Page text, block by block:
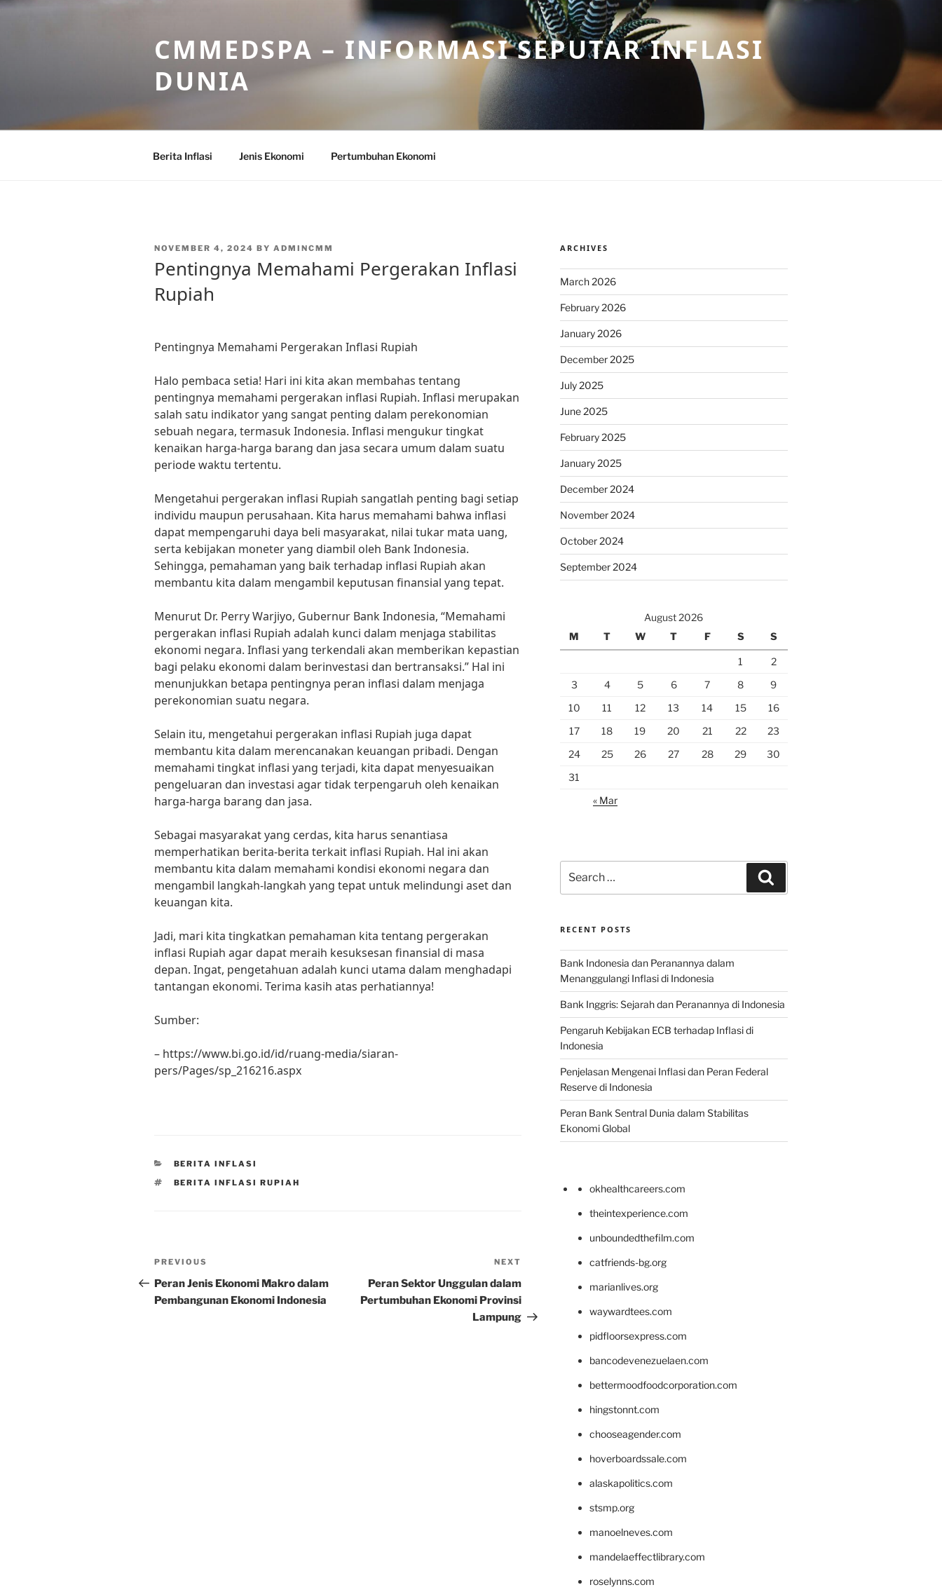
Skip
CMMEDSPA – INFORMASI SEPUTAR INFLASI
DUNIA
Berita Inflasi Jenis Ekonomi Pertumbuhan Ekonomi
POSTED
NOVEMBER 4, 2024 BY ADMINCMM
Pentingnya Memahami Pergerakan Inflasi
Rupiah
Pentingnya Memahami Pergerakan Inflasi Rupiah
Halo pembaca setia! Hari ini kita akan membahas tentang
pentingnya memahami pergerakan inflasi Rupiah. Inflasi merupakan
salah satu indikator yang sangat penting dalam perekonomian
sebuah negara, termasuk Indonesia. Inflasi mengukur tingkat
kenaikan harga-harga barang dan jasa secara umum dalam suatu
periode waktu tertentu.
Mengetahui pergerakan inflasi Rupiah sangatlah penting bagi setiap
individu maupun perusahaan. Kita harus memahami bahwa inflasi
dapat mempengaruhi daya beli masyarakat, nilai tukar mata uang,
serta kebijakan moneter yang diambil oleh Bank Indonesia.
Sehingga, pemahaman yang baik terhadap inflasi Rupiah akan
membantu kita dalam mengambil keputusan finansial yang tepat.
Menurut Dr. Perry Warjiyo, Gubernur Bank Indonesia, “Memahami
pergerakan inflasi Rupiah adalah kunci dalam menjaga stabilitas
ekonomi negara. Inflasi yang terkendali akan memberikan kepastian
bagi pelaku ekonomi dalam berinvestasi dan bertransaksi.” Hal ini
menunjukkan betapa pentingnya peran inflasi dalam menjaga
perekonomian suatu negara.
Selain itu, mengetahui pergerakan inflasi Rupiah juga dapat
membantu kita dalam merencanakan keuangan pribadi. Dengan
memahami tingkat inflasi yang terjadi, kita dapat menyesuaikan
pengeluaran dan investasi agar tidak terpengaruh oleh kenaikan
harga-harga barang dan jasa.
Sebagai masyarakat yang cerdas, kita harus senantiasa
memperhatikan berita-berita terkait inflasi Rupiah. Hal ini akan
membantu kita dalam memahami kondisi ekonomi negara dan
mengambil langkah-langkah yang tepat untuk melindungi aset dan
keuangan kita.
Jadi, mari kita tingkatkan pemahaman kita tentang pergerakan
inflasi Rupiah agar dapat meraih kesuksesan finansial di masa
depan. Ingat, pengetahuan adalah kunci utama dalam menghadapi
tantangan ekonomi. Terima kasih atas perhatiannya!
Sumber:
– https://www.bi.go.id/id/ruang-media/siaran-
pers/Pages/sp_216216.aspx
CATEGORIES
BERITA INFLASI
TAGS
BERITA INFLASI RUPIAH
Post
navigation
Previous
Post
PREVIOUS
Peran Jenis Ekonomi Makro dalam
Pembangunan Ekonomi Indonesia
Post
NEXT
Peran Sektor Unggulan dalam
Pertumbuhan Ekonomi Provinsi
Lampung
ARCHIVES
March 2026
February 2026
January 2026
December 2025
July 2025
June 2025
February 2025
January 2025
December 2024
November 2024
October 2024
September 2024
August 2026
M
T W T F S S
1
2
3
4 5 6 7 8
9
10
11 12 13 14 15
16
17
18 19 20 21 22
23
24
25 26 27 28 29
30
31
« Mar
for:
RECENT POSTS
Bank Indonesia dan Peranannya dalam
Menanggulangi Inflasi di Indonesia
Bank Inggris: Sejarah dan Peranannya di Indonesia
Pengaruh Kebijakan ECB terhadap Inflasi di
Indonesia
Penjelasan Mengenai Inflasi dan Peran Federal
Reserve di Indonesia
Peran Bank Sentral Dunia dalam Stabilitas
Ekonomi Global
okhealthcareers.com
theintexperience.com
unboundedthefilm.com
catfriends-bg.org
marianlives.org
waywardtees.com
pidfloorsexpress.com
bancodevenezuelaen.com
bettermoodfoodcorporation.com
hingstonnt.com
chooseagender.com
hoverboardssale.com
alaskapolitics.com
stsmp.org
manoelneves.com
mandelaeffectlibrary.com
roselynns.com